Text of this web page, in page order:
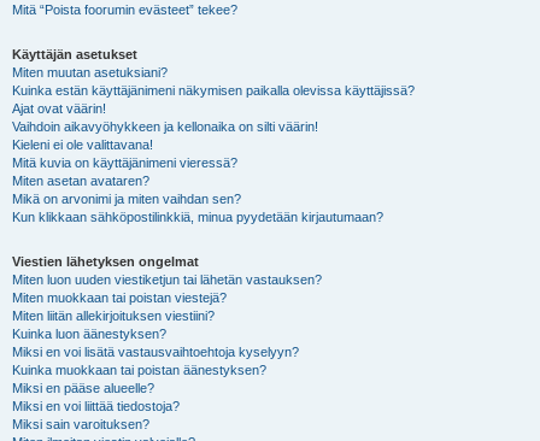
Mitä “Poista foorumin evästeet” tekee?
Käyttäjän asetukset
Miten muutan asetuksiani?
Kuinka estän käyttäjänimeni näkymisen paikalla olevissa käyttäjissä?
Ajat ovat väärin!
Vaihdoin aikavyöhykkeen ja kellonaika on silti väärin!
Kieleni ei ole valittavana!
Mitä kuvia on käyttäjänimeni vieressä?
Miten asetan avataren?
Mikä on arvonimi ja miten vaihdan sen?
Kun klikkaan sähköpostilinkkiä, minua pyydetään kirjautumaan?
Viestien lähetyksen ongelmat
Miten luon uuden viestiketjun tai lähetän vastauksen?
Miten muokkaan tai poistan viestejä?
Miten liitän allekirjoituksen viestiini?
Kuinka luon äänestyksen?
Miksi en voi lisätä vastausvaihtoehtoja kyselyyn?
Kuinka muokkaan tai poistan äänestyksen?
Miksi en pääse alueelle?
Miksi en voi liittää tiedostoja?
Miksi sain varoituksen?